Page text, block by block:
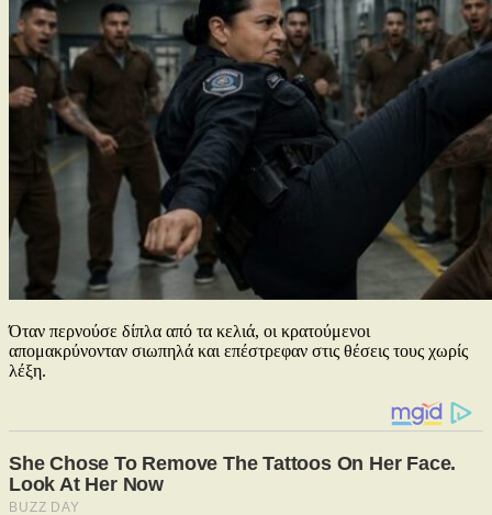
Όταν περνούσε δίπλα από τα κελιά, οι κρατούμενοι
απομακρύνονταν σιωπηλά και επέστρεφαν στις θέσεις τους χωρίς
λέξη.